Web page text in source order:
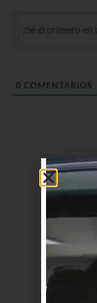
0 COMENTARIOS